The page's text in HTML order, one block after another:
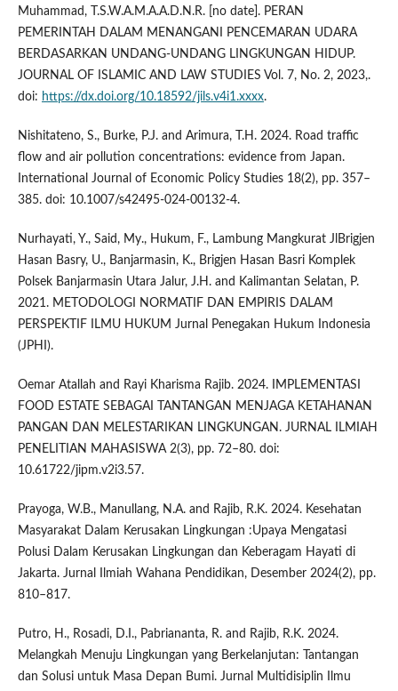
Muhammad, T.S.W.A.M.A.A.D.N.R. [no date]. PERAN
PEMERINTAH DALAM MENANGANI PENCEMARAN UDARA
BERDASARKAN UNDANG-UNDANG LINGKUNGAN HIDUP.
JOURNAL OF ISLAMIC AND LAW STUDIES Vol. 7, No. 2, 2023,.
doi: https://dx.doi.org/10.18592/jils.v4i1.xxxx.
Nishitateno, S., Burke, P.J. and Arimura, T.H. 2024. Road traffic
flow and air pollution concentrations: evidence from Japan.
International Journal of Economic Policy Studies 18(2), pp. 357–
385. doi: 10.1007/s42495-024-00132-4.
Nurhayati, Y., Said, My., Hukum, F., Lambung Mangkurat JlBrigjen
Hasan Basry, U., Banjarmasin, K., Brigjen Hasan Basri Komplek
Polsek Banjarmasin Utara Jalur, J.H. and Kalimantan Selatan, P.
2021. METODOLOGI NORMATIF DAN EMPIRIS DALAM
PERSPEKTIF ILMU HUKUM Jurnal Penegakan Hukum Indonesia
(JPHI).
Oemar Atallah and Rayi Kharisma Rajib. 2024. IMPLEMENTASI
FOOD ESTATE SEBAGAI TANTANGAN MENJAGA KETAHANAN
PANGAN DAN MELESTARIKAN LINGKUNGAN. JURNAL ILMIAH
PENELITIAN MAHASISWA 2(3), pp. 72–80. doi:
10.61722/jipm.v2i3.57.
Prayoga, W.B., Manullang, N.A. and Rajib, R.K. 2024. Kesehatan
Masyarakat Dalam Kerusakan Lingkungan :Upaya Mengatasi
Polusi Dalam Kerusakan Lingkungan dan Keberagam Hayati di
Jakarta. Jurnal Ilmiah Wahana Pendidikan, Desember 2024(2), pp.
810–817.
Putro, H., Rosadi, D.I., Pabriananta, R. and Rajib, R.K. 2024.
Melangkah Menuju Lingkungan yang Berkelanjutan: Tantangan
dan Solusi untuk Masa Depan Bumi. Jurnal Multidisiplin Ilmu